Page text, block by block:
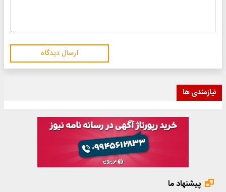
ارسال دیدگاه
نیازمندی ها
پیشنهاد ما